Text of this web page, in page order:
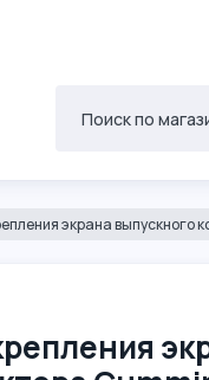
экрана выпускного